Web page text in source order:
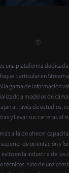
una plataforma
particular en
gama de información
a modelos de
a través de estudios,
y llevar sus carreras al
allá de ofrecer
de orientación y
en la industria de las
técnicos, sino de una